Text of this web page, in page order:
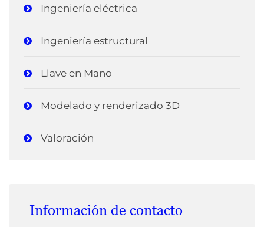
Ingeniería eléctrica
Ingeniería estructural
Llave en Mano
Modelado y renderizado 3D
Valoración
Información de contacto